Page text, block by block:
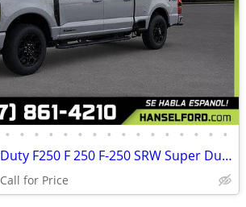
• • • • • • • • • • • • • • • •
2026 Ford Super Duty F250 F 250 F-250 SRW Super Duty F 250 SRW Super D
Call for Price